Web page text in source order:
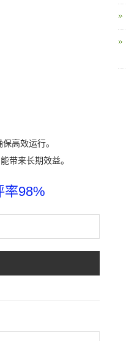
高效运行。
带来长期效益。
率98%